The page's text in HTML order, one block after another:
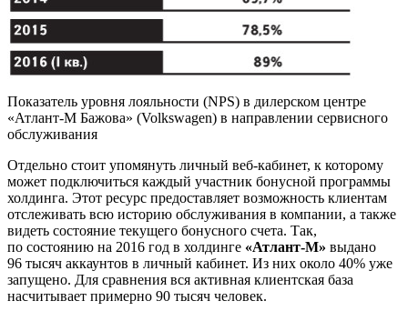
Показатель уровня лояльности (NPS) в дилерском центре
«Атлант-М Бажова» (Volkswagen) в направлении сервисного
обслуживания
Отдельно стоит упомянуть личный веб-кабинет, к которому
может подключиться каждый участник бонусной программы
холдинга. Этот ресурс предоставляет возможность клиентам
отслеживать всю историю обслуживания в компании, а также
видеть состояние текущего бонусного счета. Так,
по состоянию на 2016 год в холдинге «Атлант-М» выдано
96 тысяч аккаунтов в личный кабинет. Из них около 40% уже
запущено. Для сравнения вся активная клиентская база
насчитывает примерно 90 тысяч человек.